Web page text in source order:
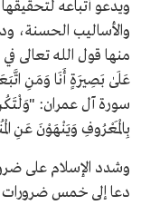
ويدعو أتباعه
والأساليب الحسنة،
منها قول الله تعالى
سورة آل عمران:
بِالْمَعْرُوفِ وَيَنْهَوْنَ عَنِ
وشدد الإسلام على
دعا إلى خمس ضرورات